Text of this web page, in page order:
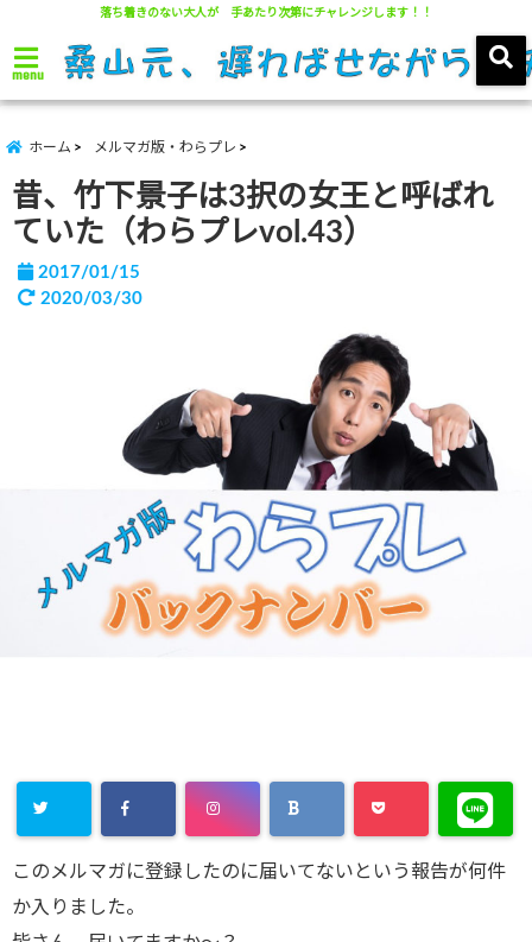
落ち着きのない大人が 手あたり次第にチャレンジします！！
menu
ホーム メルマガ版・わらプレ
昔、竹下景子は3択の女王と呼ばれ
ていた（わらプレvol.43）
2017/01/15
2020/03/30
このメルマガに登録したのに届いてないという報告が何件
か入りました。